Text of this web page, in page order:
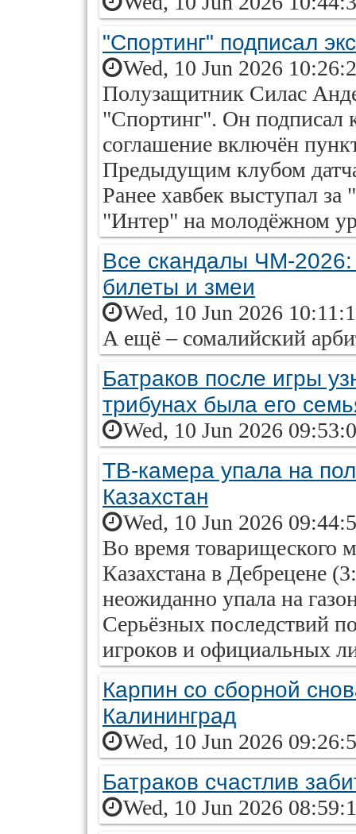
"Спортинг" подписал
Wed, 10 Jun 2026
Полузащитник Силас
"Спортинг". Он подписал
соглашение включён
Предыдущим клубом
Ранее хавбек выступал
"Интер" на молодёжном
Все скандалы ЧМ-
билеты и змеи
Wed, 10 Jun 2026
А ещё – сомалийский
Батраков после игры
трибунах была его
Wed, 10 Jun 2026
ТВ-камера упала на
Казахстан
Wed, 10 Jun 2026
Во время товарищеского
Казахстана в Дебрецене
неожиданно упала на
Серьёзных последствий
игроков и официальных
Карпин со сборной
Калининград
Wed, 10 Jun 2026
Батраков счастлив
Wed, 10 Jun 2026